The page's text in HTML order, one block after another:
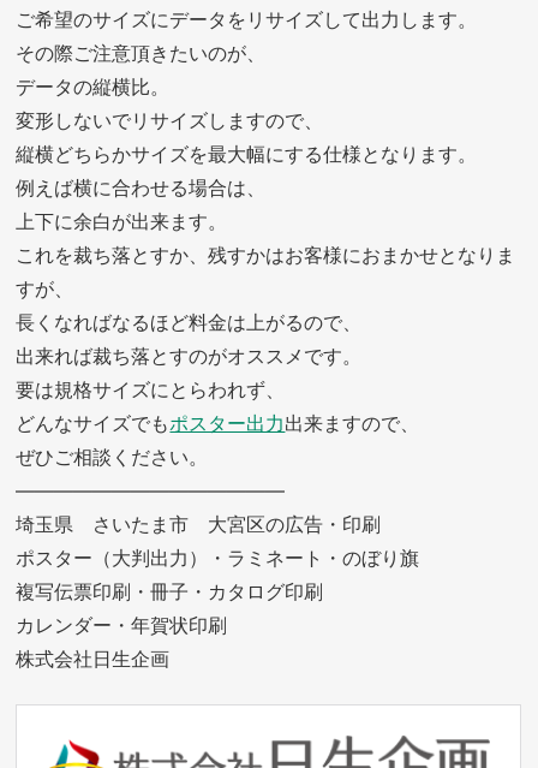
ご希望のサイズにデータをリサイズして出力します。
その際ご注意頂きたいのが、
データの縦横比。
変形しないでリサイズしますので、
縦横どちらかサイズを最大幅にする仕様となります。
例えば横に合わせる場合は、
上下に余白が出来ます。
これを裁ち落とすか、残すかはお客様におまかせとなりま
すが、
長くなればなるほど料金は上がるので、
出来れば裁ち落とすのがオススメです。
要は規格サイズにとらわれず、
どんなサイズでもポスター出力出来ますので、
ぜひご相談ください。
——————————————
埼玉県 さいたま市 大宮区の広告・印刷
ポスター（大判出力）・ラミネート・のぼり旗
複写伝票印刷・冊子・カタログ印刷
カレンダー・年賀状印刷
株式会社日生企画